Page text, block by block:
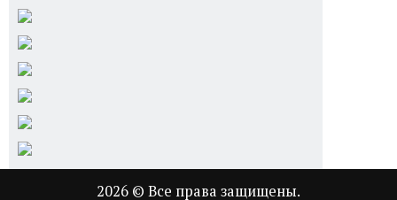
2026 © Все права защищены.